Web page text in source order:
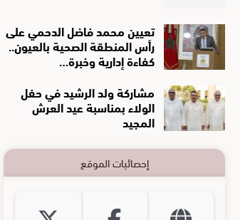
تعيين محمد فاضل الدحمي على
رأس المنطقة الصحية بالعيون..
كفاءة إدارية وخبرة…
مشاركة ولد الرشيد في حفل
الولاء بمناسبة عيد العرش
المجيد
إحصائيات الموقع